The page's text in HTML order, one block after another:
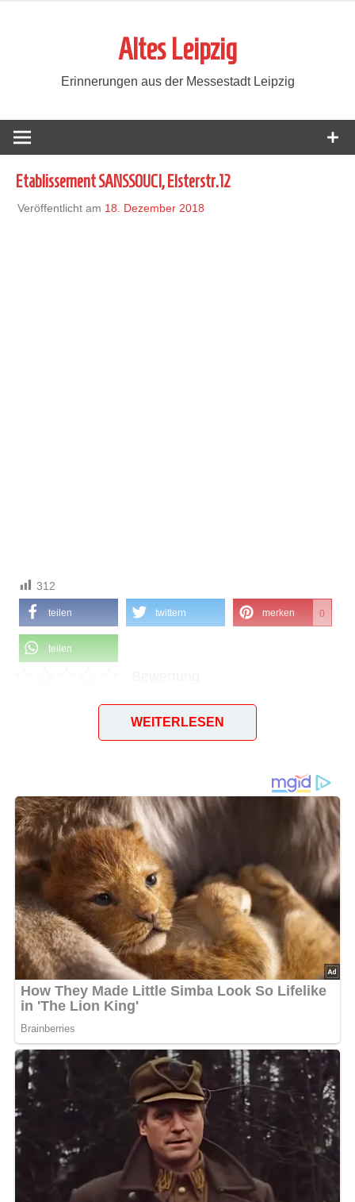
Altes Leipzig
Erinnerungen aus der Messestadt Leipzig
Etablissement SANSSOUCI, Elsterstr.12
Veröffentlicht am 18. Dezember 2018
312
teilen twittern merken 0
teilen
Etablissement SANSSOUCI, Elsterstr.12
WEITERLESEN